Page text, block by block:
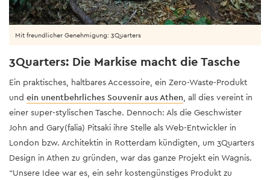
3Quarters: Die Markise macht die Tasche
Ein praktisches, haltbares Accessoire, ein Zero-Waste-Produkt
und ein unentbehrliches Souvenir aus Athen, all dies vereint in
einer super-stylischen Tasche. Dennoch: Als die Geschwister
John and Gary(falia) Pitsaki ihre Stelle als Web-Entwickler in
London bzw. Architektin in Rotterdam kündigten, um 3Quarters
Design in Athen zu gründen, war das ganze Projekt ein Wagnis.
“Unsere Idee war es, ein sehr kostengünstiges Produkt zu
Mit freundlicher Genehmigung: 3Quarters